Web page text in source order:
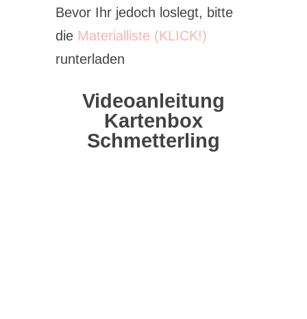
Bevor Ihr jedoch loslegt, bitte
die Materialliste (KLICK!)
runterladen
Videoanleitung
Kartenbox
Schmetterling